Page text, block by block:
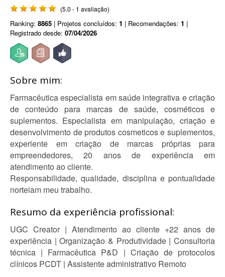
(5.0 - 1 avaliação)
Ranking: 8865 | Projetos concluídos: 1 | Recomendações: 1 |
Registrado desde: 07/04/2026
Sobre mim:
Farmacêutica especialista em saúde integrativa e criação
de conteúdo para marcas de saúde, cosméticos e
suplementos. Especialista em manipulação, criação e
desenvolvimento de produtos cosmeticos e suplementos,
experiente em criação de marcas próprias para
empreendedores, 20 anos de experiência em
atendimento ao cliente.
Responsabilidade, qualidade, disciplina e pontualidade
norteiam meu trabalho.
Resumo da experiência profissional:
UGC Creator | Atendimento ao cliente +22 anos de
experiência | Organização & Produtividade | Consultoria
técnica | Farmacêutica P&D | Criação de protocolos
clínicos PCDT | Assistente administrativo Remoto